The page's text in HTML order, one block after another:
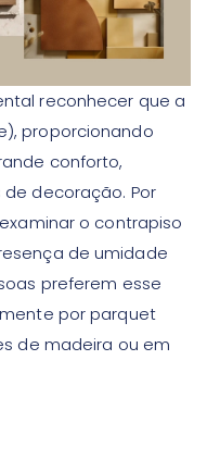
reconhecer que a
proporcionando
conforto,
decoração. Por
o contrapiso
de umidade
preferem esse
por parquet
de madeira ou em